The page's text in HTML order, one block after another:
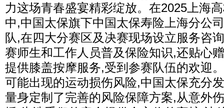
力这场青春盛宴精彩绽放。在2025上海
中,中国太保旗下中国太保寿险上海分公
队,在四大分赛区及决赛现场设立服务咨
赛师生和工作人员普及保险知识,还贴心
提供膝盖按摩服务,受到参赛队伍的欢迎
可能出现的运动损伤风险,中国太保充分
量身定制了完善的风险保障方案,从意外